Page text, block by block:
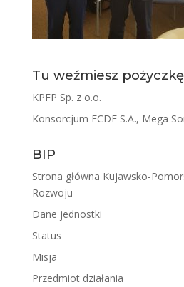
Tu weźmiesz
KPFP Sp. z o.o.
Konsorcjum ECDF S.A., Mega
BIP
Strona główna Kujawsko-
Rozwoju
Dane jednostki
Status
Misja
Przedmiot działania